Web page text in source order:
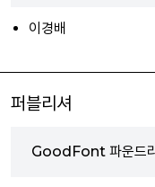
이경배
퍼블리셔
GoodFont 파운드리